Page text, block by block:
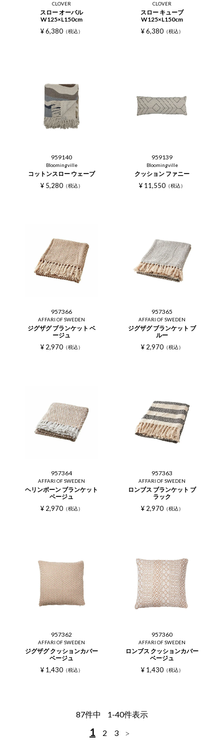
CLOVER
スロー オーバル
W125×L150cm
¥ 6,380 税込
CLOVER
スロー キューブ
W125×L150cm
¥ 6,380 税込
959140
Bloomingville
コットンスロー ウェーブ
¥ 5,280 税込
959139
Bloomingville
クッション ファニー
¥ 11,550 税込
957366
AFFARI OF SWEDEN
ジグザグ ブランケット ベ
ージュ
¥ 2,970 税込
957365
AFFARI OF SWEDEN
ジグザグ ブランケット ブ
ルー
¥ 2,970 税込
957364
AFFARI OF SWEDEN
ヘリンボーン ブランケット
ベージュ
¥ 2,970 税込
957363
AFFARI OF SWEDEN
ロンブス ブランケット ブ
ラック
¥ 2,970 税込
957362
AFFARI OF SWEDEN
ジグザグ クッションカバー
ベージュ
¥ 1,430 税込
957360
AFFARI OF SWEDEN
ロンブス クッションカバー
ベージュ
¥ 1,430 税込
87件中 1-40件表示
1 2 3